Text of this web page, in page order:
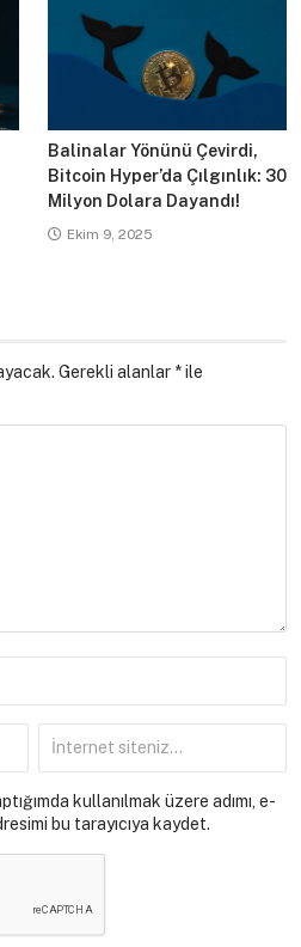
Balinalar Yönünü Çevirdi,
Bitcoin Hyper’da Çılgınlık: 30
Milyon Dolara Dayandı!
Ekim 9, 2025
Gerekli alanlar *ile
kullanılmak üzere adımı, e-
bu tarayıcıya kaydet.